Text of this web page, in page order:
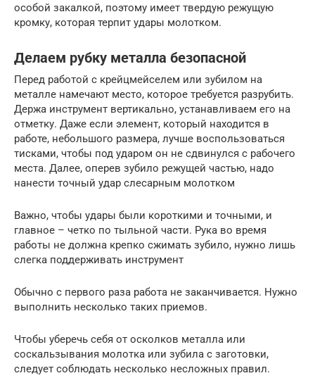
особой закалкой, поэтому имеет твердую режущую
кромку, которая терпит удары молотком.
Делаем рубку металла безопасной
Перед работой с крейцмейселем или зубилом на
металле намечают место, которое требуется разрубить.
Держа инструмент вертикально, устанавливаем его на
отметку. Даже если элемент, который находится в
работе, небольшого размера, лучше воспользоваться
тисками, чтобы под ударом он не сдвинулся с рабочего
места. Далее, оперев зубило режущей частью, надо
нанести точный удар слесарным молотком
Важно, чтобы удары были короткими и точными, и
главное – четко по тыльной части. Рука во время
работы не должна крепко сжимать зубило, нужно лишь
слегка поддерживать инструмент
Обычно с первого раза работа не заканчивается. Нужно
выполнить несколько таких приемов.
Чтобы уберечь себя от осколков металла или
соскальзывания молотка или зубила с заготовки,
следует соблюдать несколько несложных правил.